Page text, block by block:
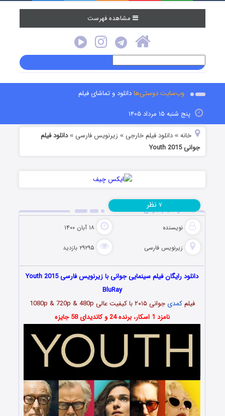
مشاهده فهرست
وب‌سایت دوستی‌هادانلود و تماشای فیلم
پنج شنبه ۱۵ مرداد ۱۴۰۵
خانه »دانلود فیلم خارجی » زیرنویس فارسی »دانلود فیلم
جوانی Youth 2015
دانلود فیلم جوانی Youth 2015
نویسنده ۱۸ آبان ۱۴۰۰
زیرنویس فارسی ۲۹۲۹۵ بازدید
۷ نظر
دانلود رایگان فیلم سینمایی جوانی با زیرنویس فارسی Youth 2015
BluRay
فیلمکمدی جوانی ۲۰۱۵ با کیفیت عالی 1080p & 720p & 480p
نامزد 1 اسکار، برنده 24 و کاندیدای 58 جایزه